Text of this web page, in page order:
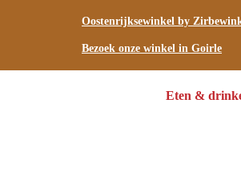
Oostenrijksewinkel by
Bezoek onze winkel in Goirle
Eten &